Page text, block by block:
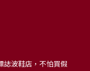
誌波鞋店，不怕買假